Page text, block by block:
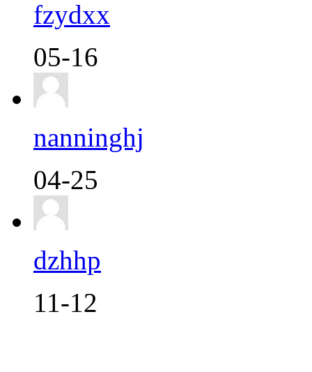
fzydxx
05-16
nanninghj
04-25
dzhhp
11-12